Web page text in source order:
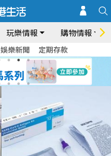
玩樂情報 購物情報
娛樂新聞 定期存款